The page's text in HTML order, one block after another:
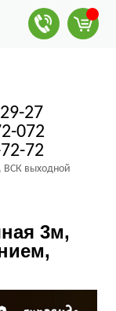
27
072
72
ВСК выходной
3м,